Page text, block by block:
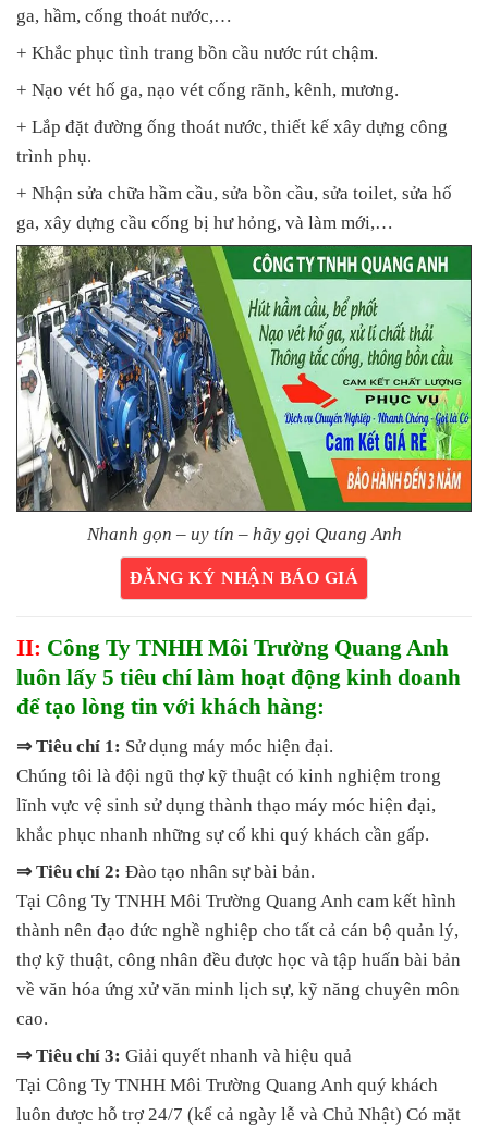
ga, hầm, cống thoát nước,…
+ Khắc phục tình trang bồn cầu nước rút chậm.
+ Nạo vét hố ga, nạo vét cống rãnh, kênh, mương.
+ Lắp đặt đường ống thoát nước, thiết kế xây dựng công
trình phụ.
+ Nhận sửa chữa hầm cầu, sửa bồn cầu, sửa toilet, sửa hố
ga, xây dựng cầu cống bị hư hỏng, và làm mới,…
Nhanh gọn – uy tín – hãy gọi Quang Anh
ĐĂNG KÝ NHẬN BÁO GIÁ
II: Công Ty TNHH Môi Trường Quang Anh
luôn lấy 5 tiêu chí làm hoạt động kinh doanh
để tạo lòng tin với khách hàng:
⇒ Tiêu chí 1: Sử dụng máy móc hiện đại.
Chúng tôi là đội ngũ thợ kỹ thuật có kinh nghiệm trong
lĩnh vực vệ sinh sử dụng thành thạo máy móc hiện đại,
khắc phục nhanh những sự cố khi quý khách cần gấp.
⇒ Tiêu chí 2: Đào tạo nhân sự bài bản.
Tại Công Ty TNHH Môi Trường Quang Anh cam kết hình
thành nên đạo đức nghề nghiệp cho tất cả cán bộ quản lý,
thợ kỹ thuật, công nhân đều được học và tập huấn bài bản
về văn hóa ứng xử văn minh lịch sự, kỹ năng chuyên môn
cao.
⇒ Tiêu chí 3: Giải quyết nhanh và hiệu quả
Tại Công Ty TNHH Môi Trường Quang Anh quý khách
luôn được hỗ trợ 24/7 (kể cả ngày lễ và Chủ Nhật) Có mặt